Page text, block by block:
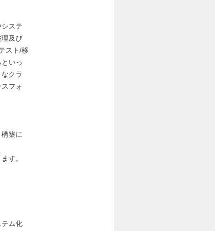
ステ
及び
スト/移
いっ
クラ
フォ
築に
す。
テム化